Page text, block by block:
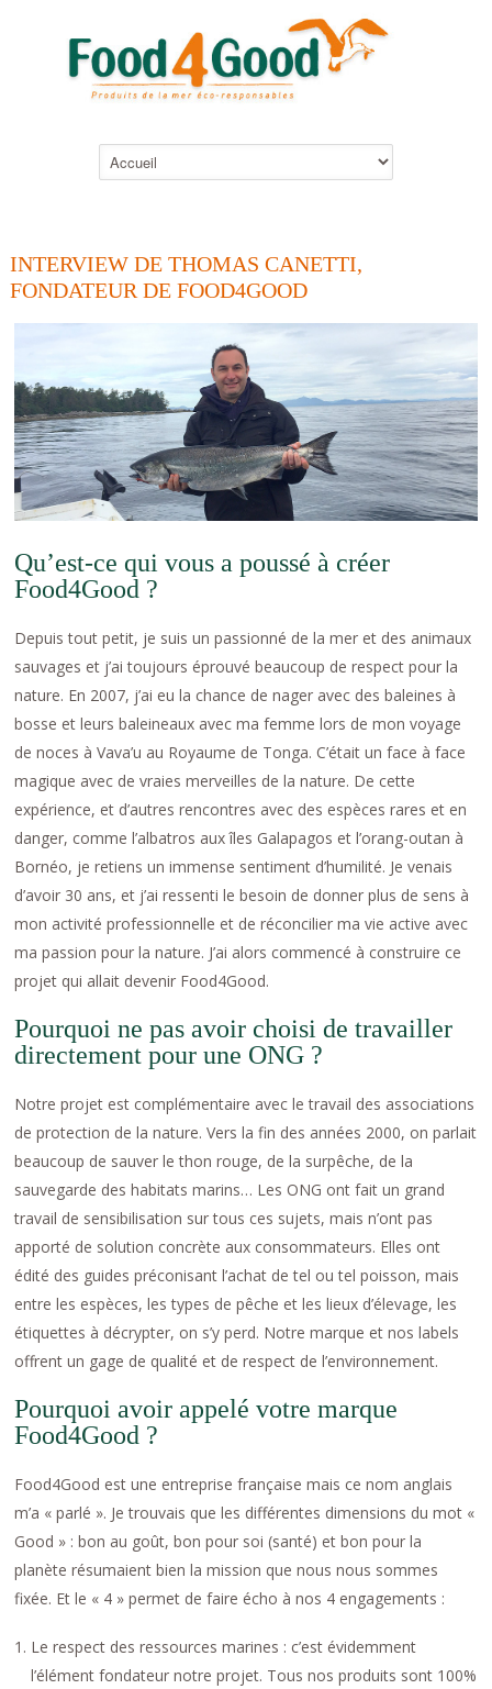
INTERVIEW DE THOMAS CANETTI,
FONDATEUR DE FOOD4GOOD
Qu’est-ce qui vous a poussé à créer
Food4Good ?
Depuis tout petit, je suis un passionné de la mer et des animaux
sauvages et j’ai toujours éprouvé beaucoup de respect pour la
nature. En 2007, j’ai eu la chance de nager avec des baleines à
bosse et leurs baleineaux avec ma femme lors de mon voyage
de noces à Vava’u au Royaume de Tonga. C’était un face à face
magique avec de vraies merveilles de la nature. De cette
expérience, et d’autres rencontres avec des espèces rares et en
danger, comme l’albatros aux îles Galapagos et l’orang-outan à
Bornéo, je retiens un immense sentiment d’humilité. Je venais
d’avoir 30 ans, et j’ai ressenti le besoin de donner plus de sens à
mon activité professionnelle et de réconcilier ma vie active avec
ma passion pour la nature. J’ai alors commencé à construire ce
projet qui allait devenir Food4Good.
Pourquoi ne pas avoir choisi de travailler
directement pour une ONG ?
Notre projet est complémentaire avec le travail des associations
de protection de la nature. Vers la fin des années 2000, on parlait
beaucoup de sauver le thon rouge, de la surpêche, de la
sauvegarde des habitats marins… Les ONG ont fait un grand
travail de sensibilisation sur tous ces sujets, mais n’ont pas
apporté de solution concrète aux consommateurs. Elles ont
édité des guides préconisant l’achat de tel ou tel poisson, mais
entre les espèces, les types de pêche et les lieux d’élevage, les
étiquettes à décrypter, on s’y perd. Notre marque et nos labels
offrent un gage de qualité et de respect de l’environnement.
Pourquoi avoir appelé votre marque
Food4Good ?
Food4Good est une entreprise française mais ce nom anglais
m’a « parlé ». Je trouvais que les différentes dimensions du mot «
Good » : bon au goût, bon pour soi (santé) et bon pour la
planète résumaient bien la mission que nous nous sommes
fixée. Et le « 4 » permet de faire écho à nos 4 engagements :
Le respect des ressources marines : c’est évidemment
l’élément fondateur notre projet. Tous nos produits sont 100%